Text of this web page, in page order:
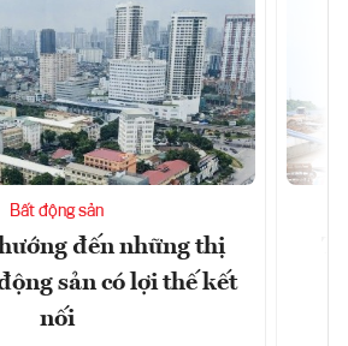
Bất động sản
đến những thị
sản có lợi thế kết
nối